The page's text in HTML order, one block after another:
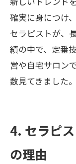
確実に身につけ
セラピストが、
績の中で、定番
営や自宅サロン
数見てきました。
4. セラピ
の理由